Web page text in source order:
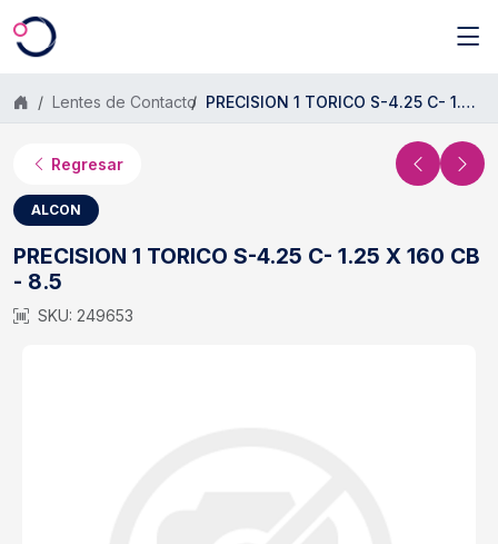
Saltar al contenido principal
Lentes de Contacto PRECISION 1 TORICO S-4.25 C- 1.25 X 160 CB - 8.5
Regresar
ALCON
PRECISION 1 TORICO S-4.25 C- 1.25 X 160 CB
- 8.5
SKU: 249653